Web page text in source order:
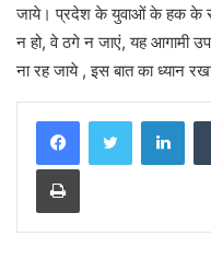
जाये। प्रदेश के युवाओं के हक के
न हो, वे ठगे न जाएं, यह आगामी
ना रह जाये , इस बात का ध्यान
Print